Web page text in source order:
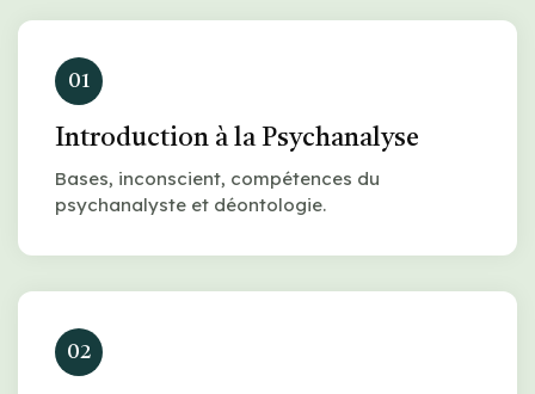
01
Introduction à la Psychanalyse
Bases, inconscient, compétences du
psychanalyste et déontologie.
02